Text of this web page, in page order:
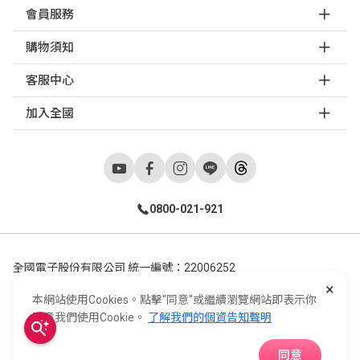
會員服務
購物須知
客服中心
加入全國
0800-021-921
全國電子股份有限公司 統一編號：22006252
Copyright ©2026© E-Life Co., Ltd. All Rights Reserved.
×
本網站使用Cookies。點擊"同意"或繼續瀏覽網站即表示你
同意我們使用Cookie。 了解我們的個資告知聲明
同意